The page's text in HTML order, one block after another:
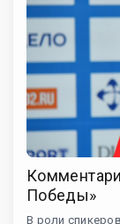
Победы»
В роли